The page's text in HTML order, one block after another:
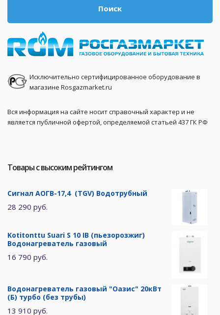
Поиск
Исключительно сертифицированное оборудование в
магазине Rosgazmarket.ru
Вся информация на сайте носит справочный характер и не
является публичной офертой, определяемой статьей 437 ГК РФ
Товары с высоким рейтингом
Сигнал АОГВ-17,4 (TGV) Водотрубный
28 290 руб.
Kotitonttu Suari S 10 IB (пьезорозжиг)
Водонагреватель газовый
16 790 руб.
Водонагреватель газовый "Оазис" 20кВт
(Б) турбо (без трубы)
13 910 руб.